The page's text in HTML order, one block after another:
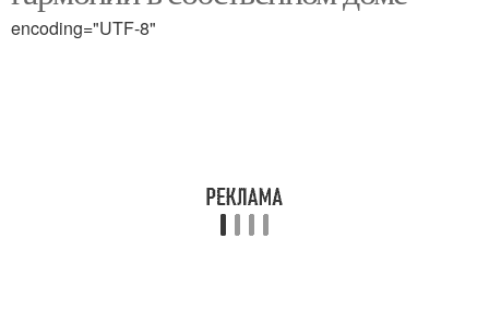
Раздельно-
encoding="UTF-8"